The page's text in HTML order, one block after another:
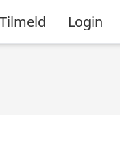
Tilmeld Login